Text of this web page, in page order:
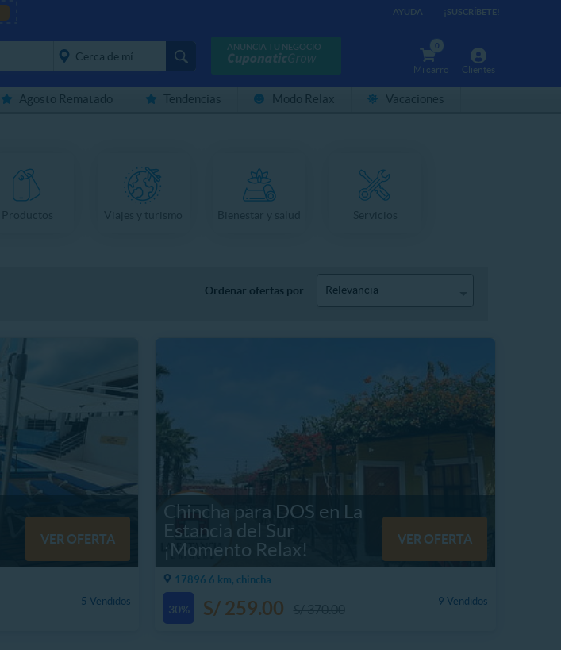
AYUDA ¡SUSCRÍBETE!
ANUNCIA TU NEGOCIO
Clientes
0
Mi carro
Agosto Rematado Tendencias Modo Relax Vacaciones
Ordenar ofertas por Relevancia
VER OFERTA
5 Vendidos
Chincha para DOS en La
Estancia del Sur
¡Momento Relax!
VER OFERTA
17896.6 km, chincha
30%
9 Vendidos
S/ 259.00